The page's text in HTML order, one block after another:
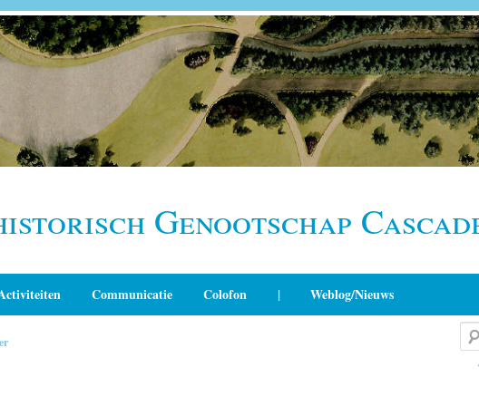
Genootschap
Communicatie Colofon | Weblog/Nieuws